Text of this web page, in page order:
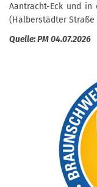
Aantracht-Eck und in
(Halberstädter Straße
Quelle: PM 04.07.2026